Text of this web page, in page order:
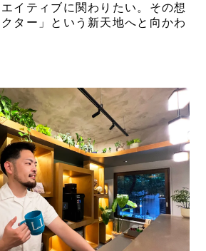
イティブに関わりたい。その想
ター」という新天地へと向かわ